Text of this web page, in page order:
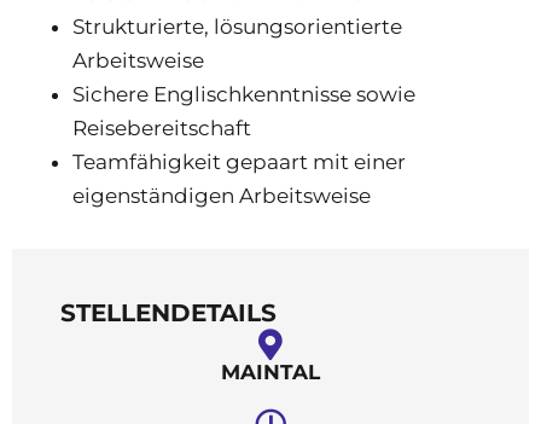
Strukturierte, lösungsorientierte
Arbeitsweise
Sichere Englischkenntnisse sowie
Reisebereitschaft
Teamfähigkeit gepaart mit einer
eigenständigen Arbeitsweise
STELLENDETAILS
MAINTAL